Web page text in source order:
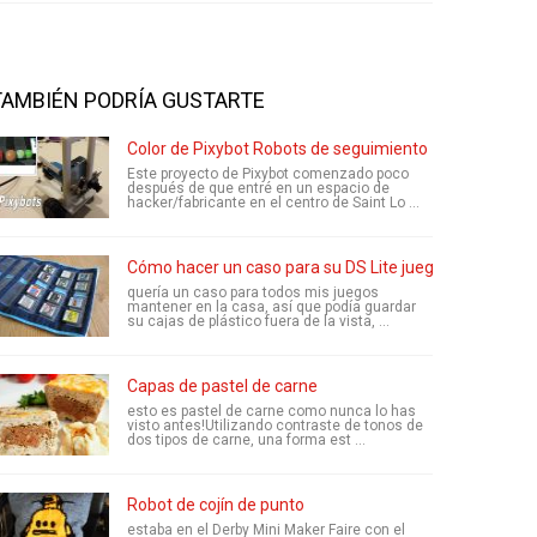
PODRÍA GUSTARTE
Color de Pixybot Robots de seguimiento
Este proyecto de Pixybot comenzado poco
después de que entré en un espacio de
hacker/fabricante en el centro de Saint Lo ...
Cómo hacer un caso para su DS Lite juegos
quería un caso para todos mis juegos
mantener en la casa, así que podía guardar
su cajas de plástico fuera de la vista, ...
Capas de pastel de carne
esto es pastel de carne como nunca lo has
visto antes!Utilizando contraste de tonos de
dos tipos de carne, una forma est ...
Robot de cojín de punto
estaba en el Derby Mini Maker Faire con el